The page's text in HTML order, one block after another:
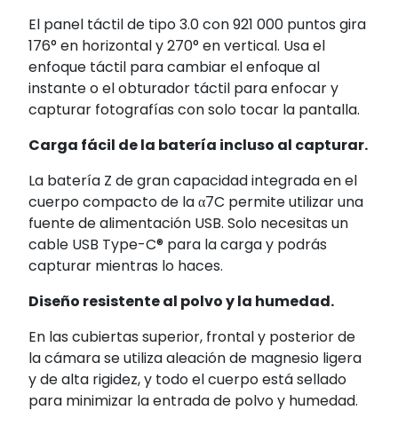
El panel táctil de tipo 3.0 con 921 000 puntos gira
176° en horizontal y 270° en vertical. Usa el
enfoque táctil para cambiar el enfoque al
instante o el obturador táctil para enfocar y
capturar fotografías con solo tocar la pantalla.
Carga fácil de la batería incluso al capturar.
La batería Z de gran capacidad integrada en el
cuerpo compacto de la α7C permite utilizar una
fuente de alimentación USB. Solo necesitas un
cable USB Type-C® para la carga y podrás
capturar mientras lo haces.
Diseño resistente al polvo y la humedad.
En las cubiertas superior, frontal y posterior de
la cámara se utiliza aleación de magnesio ligera
y de alta rigidez, y todo el cuerpo está sellado
para minimizar la entrada de polvo y humedad.